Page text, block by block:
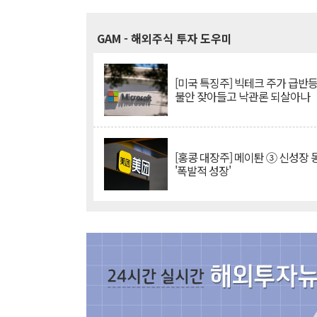
GAM - 해외주식 투자 도우미
[미국 특징주] 빅테크 주가 급반
불안 잦아들고 낙관론 되살아나
[홍콩 대장주] 메이퇀 ③ 신성장
'폭발적 성장'